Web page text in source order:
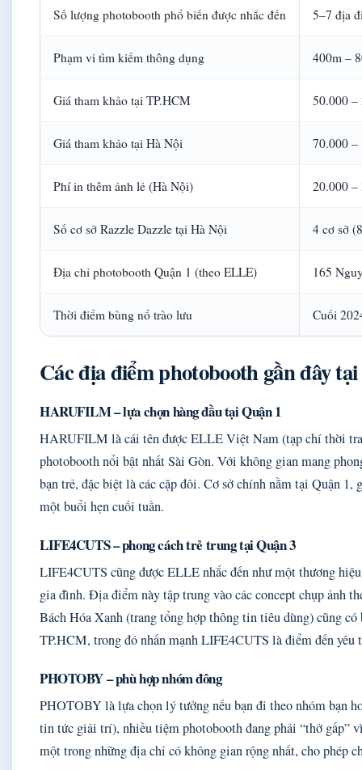
Số lượng photobooth phổ biến được nhắc đến 5–7 địa
Phạm vi tìm kiếm thông dụng 400m –
Giá tham khảo tại TP.HCM 50.000
Giá tham khảo tại Hà Nội 70.000 –
Phí in thêm ảnh lẻ (Hà Nội) 20.000 –
Số cơ sở Razzle Dazzle tại Hà Nội 4 cơ sở
Địa chỉ photobooth Quận 1 (theo ELLE) 165
Thời điểm bùng nổ trào lưu Cuối
Các địa điểm photobooth gần đây
HARUFILM – lựa chọn hàng đầu tại Quận 1
HARUFILM là cái tên được ELLE Việt Nam (tạp chí thời
photobooth nổi bật nhất Sài Gòn. Với không gian mang
bạn trẻ, đặc biệt là các cặp đôi. Cơ sở chính nằm tại Quận
một buổi hẹn cuối tuần.
LIFE4CUTS – phong cách trẻ trung tại Quận 3
LIFE4CUTS cũng được ELLE nhắc đến như một thương
gia đình. Địa điểm này tập trung vào các concept chụp ảnh
Bách Hóa Xanh (trang tổng hợp thông tin tiêu dùng) cũng
TP.HCM, trong đó nhấn mạnh LIFE4CUTS là điểm đến
PHOTOBY – phù hợp nhóm đông
PHOTOBY là lựa chọn lý tưởng nếu bạn đi theo nhóm bạn
tin tức giải trí), nhiều tiệm photobooth đang phải “thở gấp”
một trong những địa chỉ có không gian rộng nhất, cho phép